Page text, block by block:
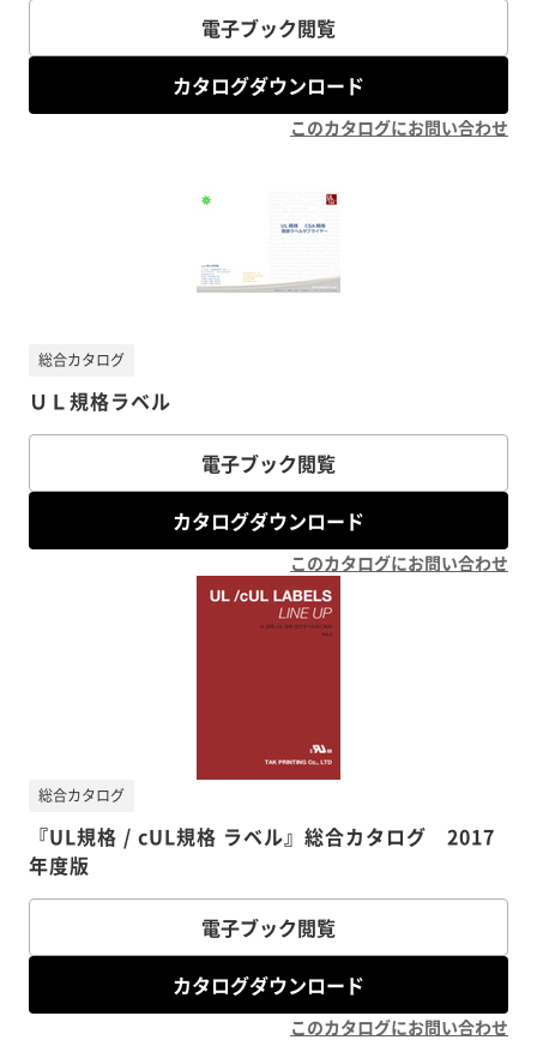
電子ブック閲覧
カタログダウンロード
このカタログにお問い合わせ
ＵＬ規格ラベル
総合カタログ
電子ブック閲覧
カタログダウンロード
このカタログにお問い合わせ
『UL規格 / cUL規格 ラベル』総合カタログ 2017
年度版
総合カタログ
電子ブック閲覧
カタログダウンロード
このカタログにお問い合わせ